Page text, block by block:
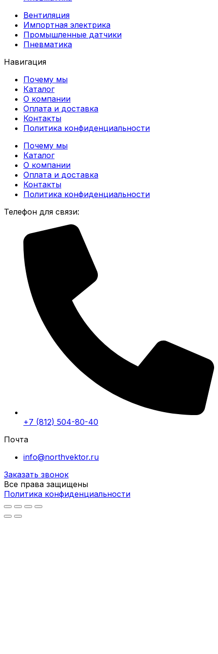
Вентиляция
Импортная электрика
Промышленные датчики
Пневматика
Навигация
Почему мы
Каталог
О компании
Оплата и доставка
Контакты
Политика конфиденциальности
Почему мы
Каталог
О компании
Оплата и доставка
Контакты
Политика конфиденциальности
Телефон для связи:
+7 (812) 504-80-40
Почта
info@northvektor.ru
Заказать звонок
Все права защищены
Политика конфиденциальности